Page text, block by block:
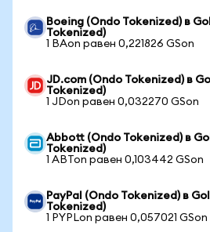
Boeing (Ondo Tokenized) в
Tokenized)
1 BAon равен 0,221826 GSon
JD.com (Ondo Tokenized) в
Tokenized)
1 JDon равен 0,032270 GSon
Abbott (Ondo Tokenized) в
Tokenized)
1 ABTon равен 0,103442 GSon
PayPal (Ondo Tokenized) в
Tokenized)
1 PYPLon равен 0,057021 GSon